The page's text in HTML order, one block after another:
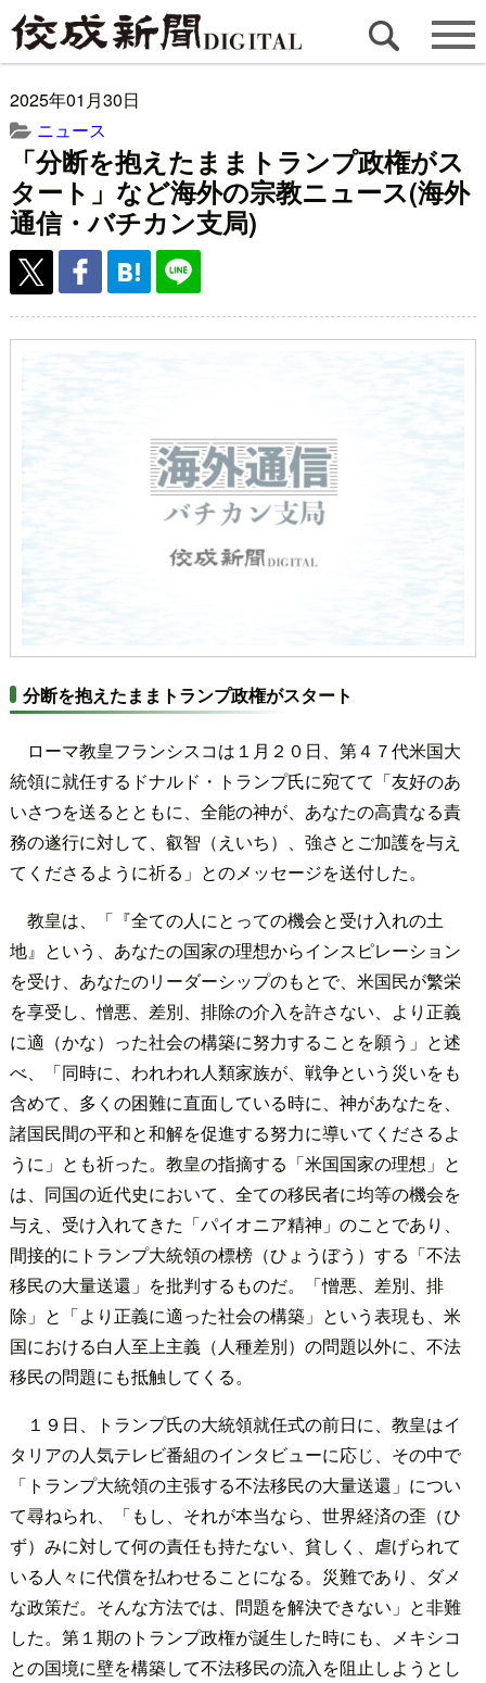
2025年01月30日
ニュース
「分断を抱えたままトランプ政権がス
タート」など海外の宗教ニュース(海外
通信・バチカン支局)
分断を抱えたままトランプ政権がスタート
ローマ教皇フランシスコは１月２０日、第４７代米国大
統領に就任するドナルド・トランプ氏に宛てて「友好のあ
いさつを送るとともに、全能の神が、あなたの高貴なる責
務の遂行に対して、叡智（えいち）、強さとご加護を与え
てくださるように祈る」とのメッセージを送付した。
教皇は、「『全ての人にとっての機会と受け入れの土
地』という、あなたの国家の理想からインスピレーション
を受け、あなたのリーダーシップのもとで、米国民が繁栄
を享受し、憎悪、差別、排除の介入を許さない、より正義
に適（かな）った社会の構築に努力することを願う」と述
べ、「同時に、われわれ人類家族が、戦争という災いをも
含めて、多くの困難に直面している時に、神があなたを、
諸国民間の平和と和解を促進する努力に導いてくださるよ
うに」とも祈った。教皇の指摘する「米国国家の理想」と
は、同国の近代史において、全ての移民者に均等の機会を
与え、受け入れてきた「パイオニア精神」のことであり、
間接的にトランプ大統領の標榜（ひょうぼう）する「不法
移民の大量送還」を批判するものだ。「憎悪、差別、排
除」と「より正義に適った社会の構築」という表現も、米
国における白人至上主義（人種差別）の問題以外に、不法
移民の問題にも抵触してくる。
１９日、トランプ氏の大統領就任式の前日に、教皇はイ
タリアの人気テレビ番組のインタビューに応じ、その中で
「トランプ大統領の主張する不法移民の大量送還」につい
て尋ねられ、「もし、それが本当なら、世界経済の歪（ひ
ず）みに対して何の責任も持たない、貧しく、虐げられて
いる人々に代償を払わせることになる。災難であり、ダメ
な政策だ。そんな方法では、問題を解決できない」と非難
した。第１期のトランプ政権が誕生した時にも、メキシコ
との国境に壁を構築して不法移民の流入を阻止しようとし